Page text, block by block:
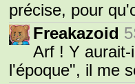
précise, pour
Freakazoid
Arf ! Y
l'époque", il me